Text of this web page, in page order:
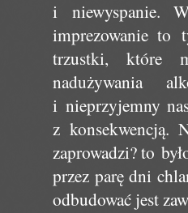
i niewyspanie.
imprezowanie to
trzustki, które
nadużywania
i nieprzyjemny
z konsekwencją.
zaprowadzi? to
przez parę dni
odbudować jest